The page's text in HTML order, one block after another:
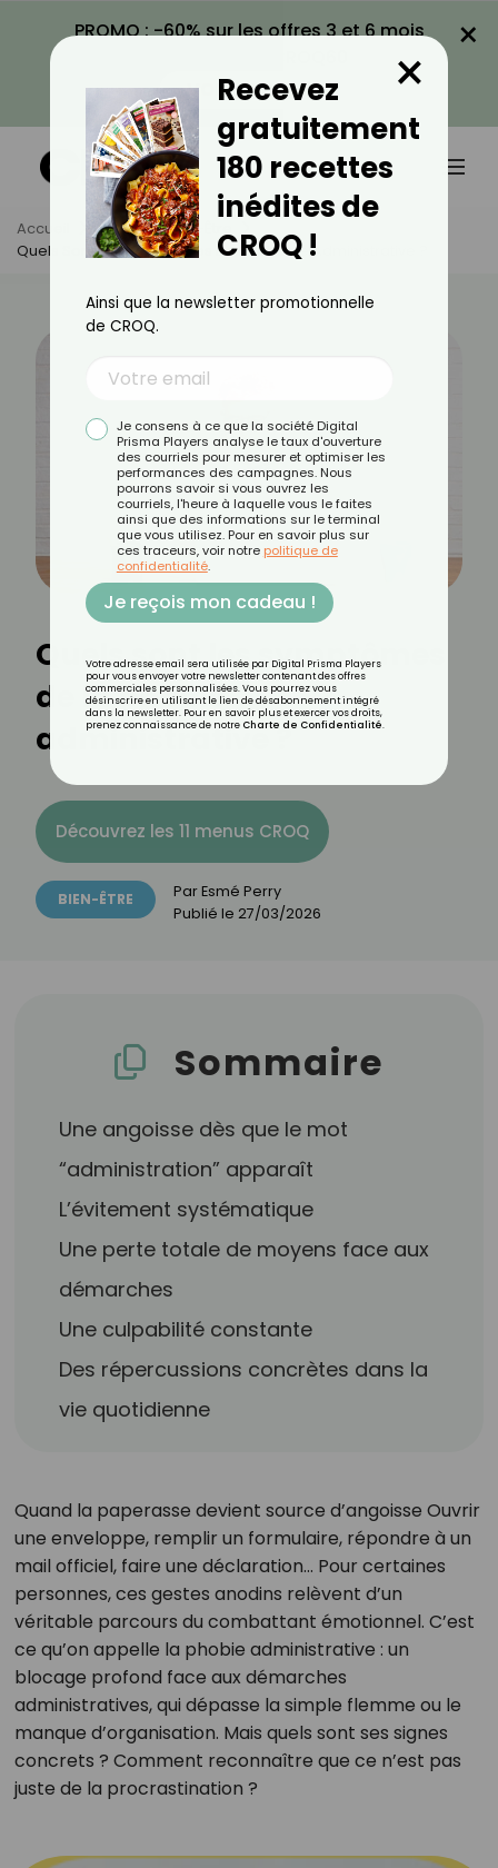
PROMO : -60% sur les offres 3 et 6 mois
VOIR LA PROMO
×
Accueil Actus
Bien-Être
Quels Sont Les Symptômes De La Phobie Administrative ?
Quels sont les symptômes
de la phobie
administrative ?
Découvrez les 11 menus CROQ
BIEN-ÊTRE ParEsmé Perry
Publié le 27/03/2026
Sommaire
Une angoisse dès que le mot
“administration” apparaît
L’évitement systématique
Une perte totale de moyens face aux
démarches
Une culpabilité constante
Des répercussions concrètes dans la
vie quotidienne
Quand la paperasse devient source d’angoisse Ouvrir
une enveloppe, remplir un formulaire, répondre à un
mail officiel, faire une déclaration… Pour certaines
personnes, ces gestes anodins relèvent d’un
véritable parcours du combattant émotionnel. C’est
ce qu’on appelle la phobie administrative : un
blocage profond face aux démarches
administratives, qui dépasse la simple flemme ou le
manque d’organisation. Mais quels sont ses signes
concrets ? Comment reconnaître que ce n’est pas
juste de la procrastination ?
Recevez
gratuitement
180 recettes
inédites de
CROQ !
×
Ainsi que la newsletter promotionnelle
de CROQ.
Je consens à ce que la société Digital
Prisma Players analyse le taux d'ouverture
des courriels pour mesurer et optimiser les
performances des campagnes. Nous
pourrons savoir si vous ouvrez les
courriels, l'heure à laquelle vous le faites
ainsi que des informations sur le terminal
que vous utilisez. Pour en savoir plus sur
ces traceurs, voir notre politique de
confidentialité.
Je reçois mon cadeau !
Votre adresse email sera utilisée par Digital Prisma Players
pour vous envoyer votre newsletter contenant des offres
commerciales personnalisées. Vous pourrez vous
désinscrire en utilisant le lien de désabonnement intégré
dans la newsletter. Pour en savoir plus et exercer vos droits,
prenez connaissance de notre Charte de Confidentialité.